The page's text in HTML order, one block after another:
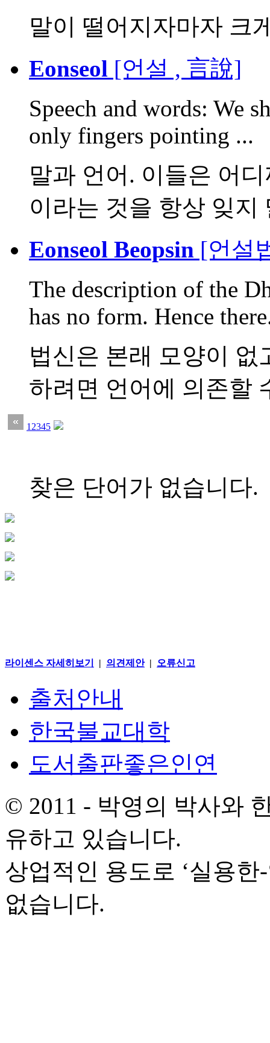
말이 떨어지자마자 크
Eonseol [언설 , 言說]
Speech and words: We
only fingers pointing ...
말과 언어. 이들은 어
이라는 것을 항상 잊지
Eonseol Beopsin [언설
The description of the
has no form. Hence
법신은 본래 모양이 없
하려면 언어에 의존할
1 2345
찾은 단어가 없습니다.
라이센스 자세히보기 | 의견제안| 오류신고
출처안내
한국불교대학
도서출판좋은인연
© 2011 - 박영의 박사와
유하고 있습니다.
상업적인 용도로 ‘실용
없습니다.